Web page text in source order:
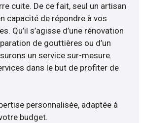
cuite. De ce fait, seul un artisan
capacité de répondre à vos
Qu’il s’agisse d’une rénovation
de gouttières ou d’un
un service sur-mesure.
dans le but de profiter de
personnalisée, adaptée à
budget.